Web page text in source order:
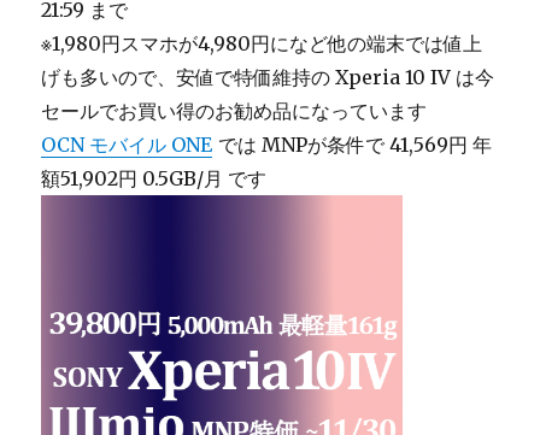
21:59 まで
※1,980円スマホが4,980円になど他の端末では値上
げも多いので、安値で特価維持の Xperia 10 IV は今
セールでお買い得のお勧め品になっています
OCN モバイル ONE では MNPが条件で 41,569円 年
額51,902円 0.5GB/月 です